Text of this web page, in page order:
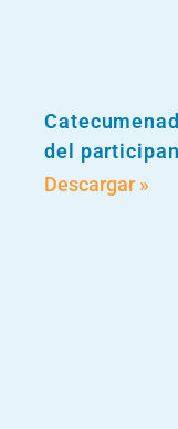
del
Descargar »